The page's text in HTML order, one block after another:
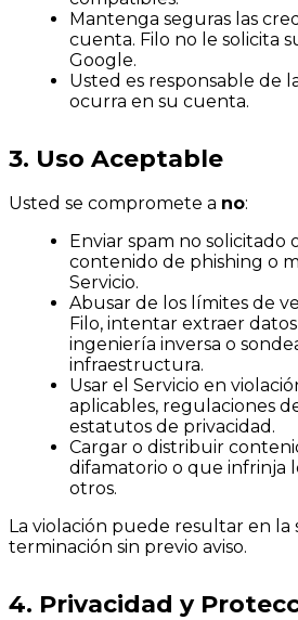
Mantenga seguras las
cuenta. Filo no le solicita
Google.
Usted es responsable de
ocurra en su cuenta.
3. Uso Aceptable
Usted se compromete a no:
Enviar spam no solicitado
contenido de phishing o
Servicio.
Abusar de los límites de
Filo, intentar extraer
ingeniería inversa o
infraestructura.
Usar el Servicio en
aplicables, regulaciones
estatutos de privacidad.
Cargar o distribuir
difamatorio o que infrinja
otros.
La violación puede resultar en la
terminación sin previo aviso.
4. Privacidad y